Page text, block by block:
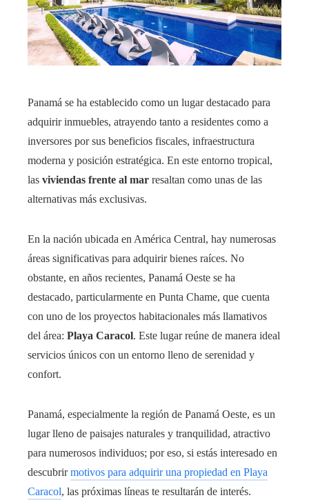
Panamá se ha establecido como un lugar destacado para
adquirir inmuebles, atrayendo tanto a residentes como a
inversores por sus beneficios fiscales, infraestructura
moderna y posición estratégica. En este entorno tropical,
las viviendas frente al mar resaltan como unas de las
alternativas más exclusivas.
En la nación ubicada en América Central, hay numerosas
áreas significativas para adquirir bienes raíces. No
obstante, en años recientes, Panamá Oeste se ha
destacado, particularmente en Punta Chame, que cuenta
con uno de los proyectos habitacionales más llamativos
del área: Playa Caracol. Este lugar reúne de manera ideal
servicios únicos con un entorno lleno de serenidad y
confort.
Panamá, especialmente la región de Panamá Oeste, es un
lugar lleno de paisajes naturales y tranquilidad, atractivo
para numerosos individuos; por eso, si estás interesado en
descubrirmotivos para adquirir una propiedad en Playa
Caracol, las próximas líneas te resultarán de interés.